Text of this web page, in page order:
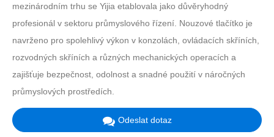
mezinárodním trhu se Yijia etablovala jako důvěryhodný
profesionál v sektoru průmyslového řízení. Nouzové tlačítko je
navrženo pro spolehlivý výkon v konzolách, ovládacích skříních,
rozvodných skříních a různých mechanických operacích a
zajišťuje bezpečnost, odolnost a snadné použití v náročných
průmyslových prostředích.
Odeslat dotaz